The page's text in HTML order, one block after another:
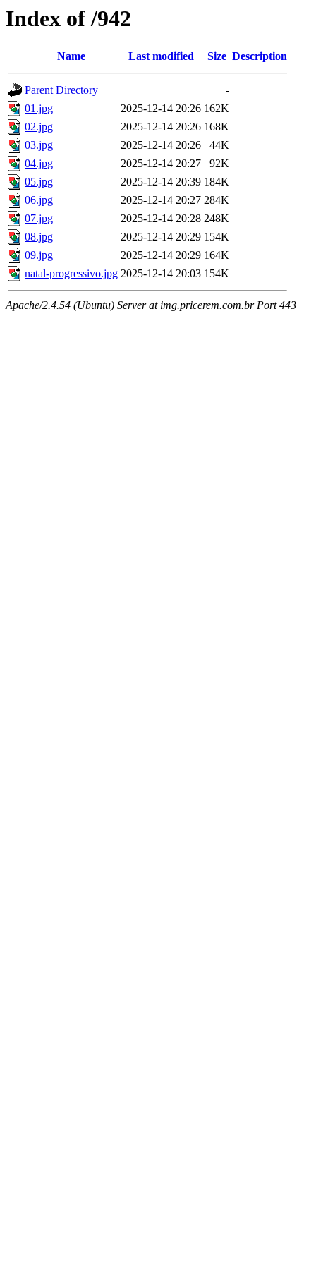
Index of /942
Name Last modified Size Description
Parent Directory
-
01.jpg
2025-12-14 20:26 162K
02.jpg
2025-12-14 20:26 168K
03.jpg
2025-12-14 20:26
44K
04.jpg
2025-12-14 20:27
92K
05.jpg
2025-12-14 20:39 184K
06.jpg
2025-12-14 20:27 284K
07.jpg
2025-12-14 20:28 248K
08.jpg
2025-12-14 20:29 154K
09.jpg
2025-12-14 20:29 164K
natal-progressivo.jpg 2025-12-14 20:03 154K
Apache/2.4.54 (Ubuntu) Server at img.pricerem.com.br Port 443